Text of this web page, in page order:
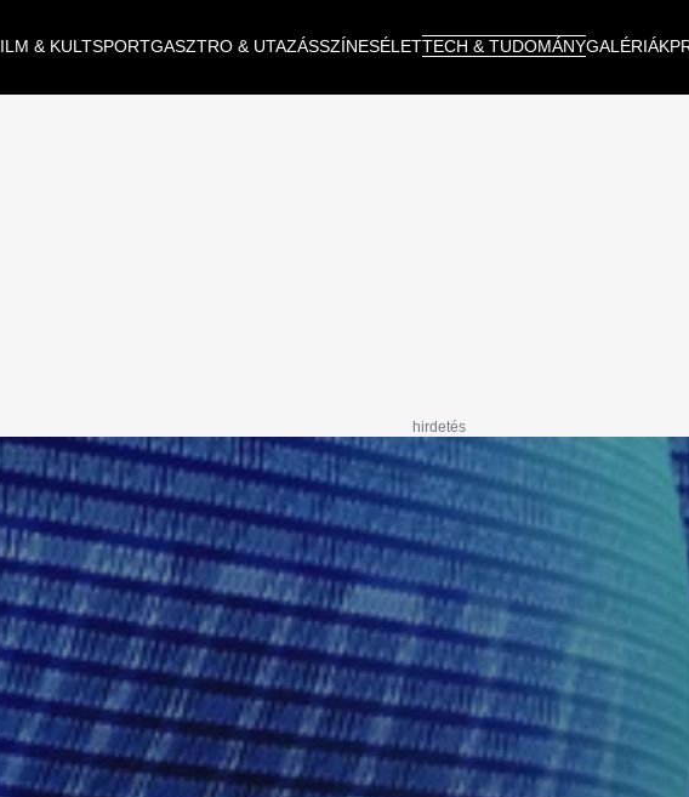
& KULTSPORTGASZTRO & UTAZÁSSZÍNESÉLETTECH & TUDOMÁNYGALÉRIÁK
hirdetés